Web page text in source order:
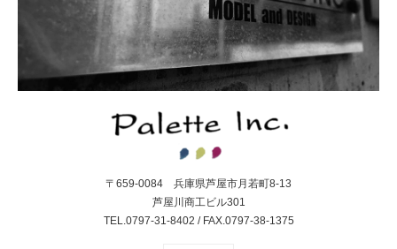
〒659-0084 兵庫県芦屋市月若町8-13
芦屋川商工ビル301
TEL.0797-31-8402 / FAX.0797-38-1375